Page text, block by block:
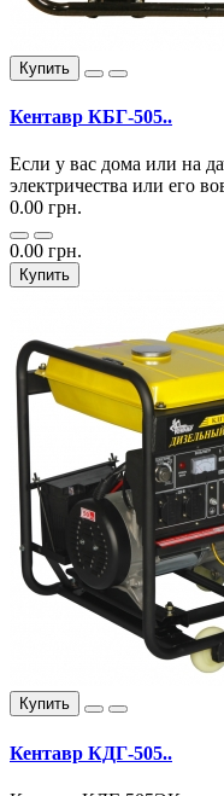
Купить
Кентавр КБГ-505..
Если у вас дома или на
электричества или его
0.00 грн.
0.00 грн.
Купить
Купить
Кентавр КДГ-505..